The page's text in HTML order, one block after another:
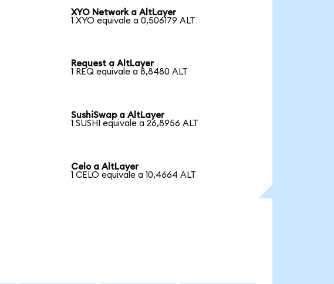
XYO Network a AltLayer
1 XYO equivale a 0,506179 ALT
Request a AltLayer
1 REQ equivale a 8,8480 ALT
SushiSwap a AltLayer
1 SUSHI equivale a 26,8956 ALT
Celo a AltLayer
1 CELO equivale a 10,4664 ALT